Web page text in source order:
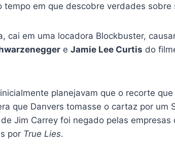
em que descobre verdades sobre
cai em uma locadora Blockbuster,
e Jamie Lee Curtis do
inicialmente planejavam que o recorte
que Danvers tomasse o cartaz por um
Jim Carrey foi negado pelas empresas
por True Lies.